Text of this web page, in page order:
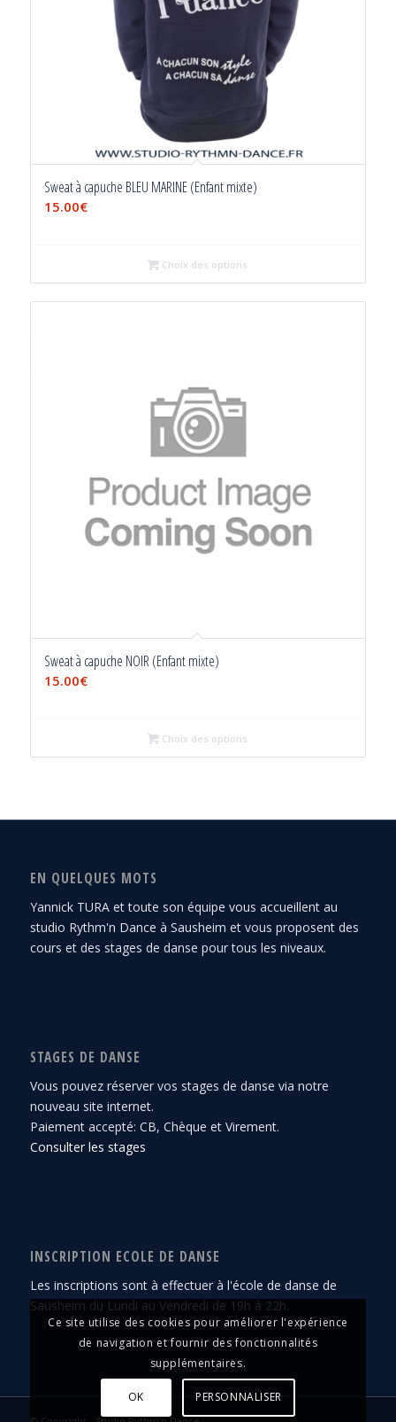
Sweat à capuche BLEU MARINE (Enfant mixte)
15.00€
Choix des options
Sweat à capuche NOIR (Enfant mixte)
15.00€
Choix des options
EN QUELQUES MOTS
Yannick TURA et toute son équipe vous accueillent au
studio Rythm'n Dance à Sausheim et vous proposent des
cours et des stages de danse pour tous les niveaux.
STAGES DE DANSE
Vous pouvez réserver vos stages de danse via notre
nouveau site internet.
Paiement accepté: CB, Chèque et Virement.
Consulter les stages
INSCRIPTION ECOLE DE DANSE
Les inscriptions sont à effectuer à l'école de danse de
Sausheim du Lundi au Vendredi de 19h à 22h.
Ce site utilise des cookies pour améliorer l'expérience
de navigation et fournir des fonctionnalités
supplémentaires.
OK PERSONNALISER